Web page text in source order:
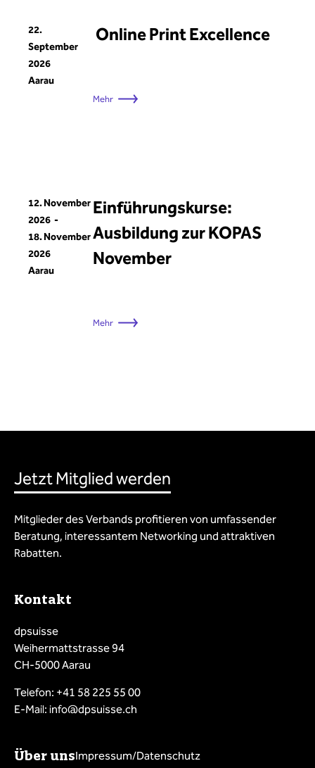
22.
September
2026
Aarau
Online Print Excellence
Mehr
12. November
2026
18. November
2026
Aarau
Einführungskurse:
Ausbildung zur KOPAS
November
Mehr
Jetzt Mitglied werden
Mitglieder des Verbands profitieren von umfassender
Beratung, interessantem Networking und attraktiven
Rabatten.
Kontakt
dpsuisse
Weihermattstrasse 94
CH-5000 Aarau
Telefon: +41 58 225 55 00
E-Mail: info@dpsuisse.ch
Über unsImpressum/Datenschutz